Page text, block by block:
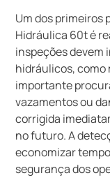
Um dos primeiros
Hidráulica 60t é
inspeções devem
hidráulicos, como
importante
vazamentos ou
corrigida
no futuro. A
economizar
segurança dos